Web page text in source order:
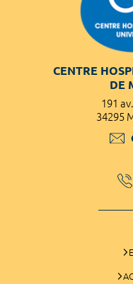
CENTRE
DE
191
34295